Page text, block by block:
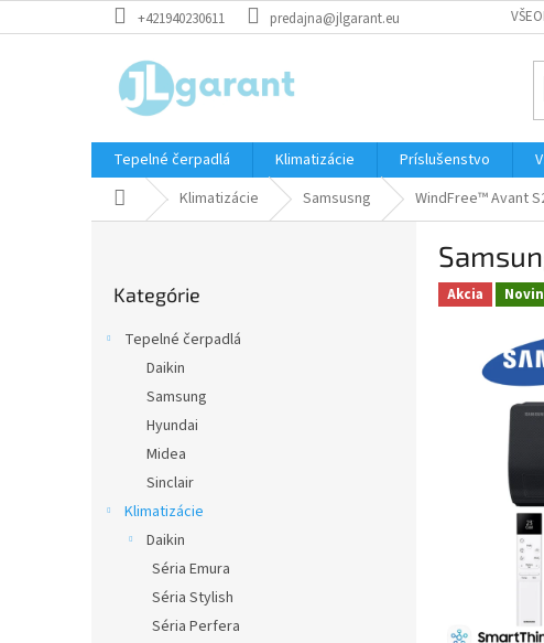
na
+421940230611 predajna@jlgarant.eu
Tepelné čerpadlá Klimatizácie Príslušenstvo
DomovKlimatizácie Samsusng WindFree™ Avant
kategórie
Kategórie
Tepelné čerpadlá
Daikin
Samsung
Hyundai
Midea
Sinclair
Klimatizácie
Daikin
Séria Emura
Séria Stylish
Séria Perfera
Akcia